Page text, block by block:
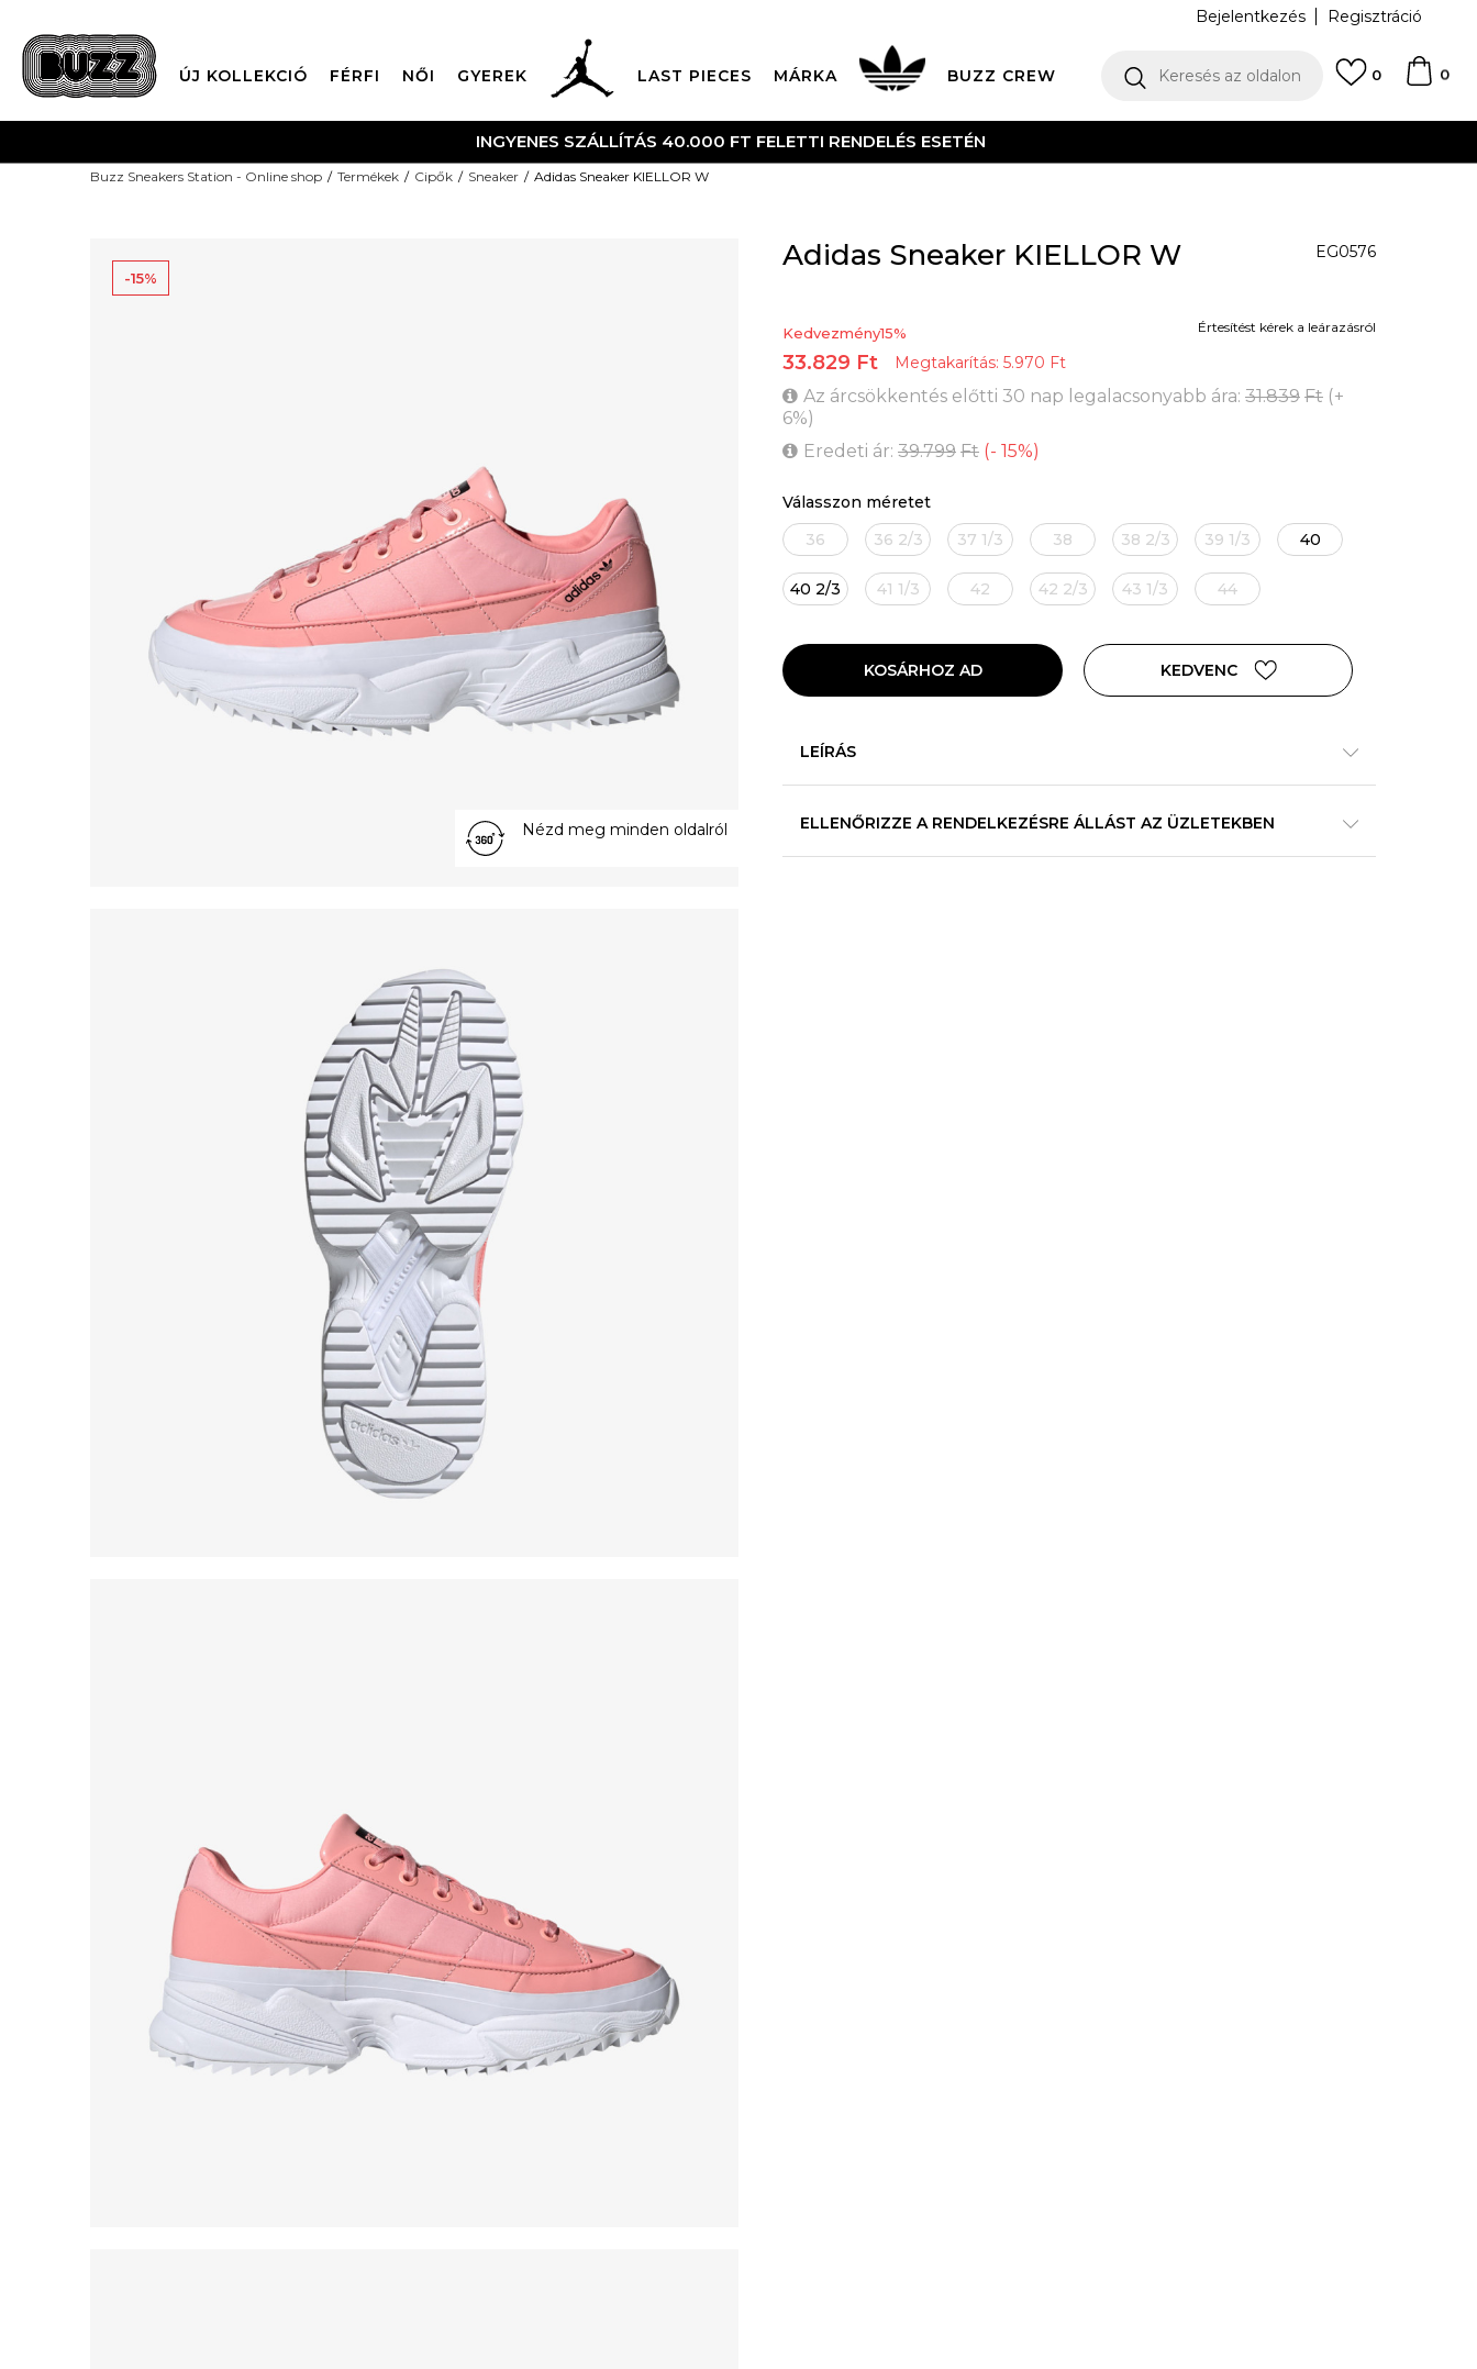
Bejelentkezés Regisztráció
ÚJ KOLLEKCIÓ FÉRFI NŐI GYEREK LAST PIECES MÁRKA BUZZ CREW Keresés az oldalon 0
0
INGYENES SZÁLLÍTÁS 40.000 FT FELETTI RENDELÉS ESETÉN
Buzz Sneakers Station - Online shop Termékek Cipők Sneaker Adidas Sneaker KIELLOR W
-15%
Nézd meg minden oldalról
Adidas Sneaker KIELLOR W EG0576
Kedvezmény15%
33.829 Ft Megtakarítás: 5.970 Ft
Az árcsökkentés előtti 30 nap legalacsonyabb ára: 31.839 Ft (+
6%)
Eredeti ár: 39.799 Ft (- 15%)
Értesítést kérek a leárazásról
Válasszon méretet
36
36 2/3 37 1/3 38 38 2/3 39 1/3 40
40 2/3 41 1/3 42 42 2/3 43 1/3 44
KOSÁRHOZ AD KEDVENC
LEÍRÁS
ELLENŐRIZZE A RENDELKEZÉSRE ÁLLÁST AZ ÜZLETEKBEN